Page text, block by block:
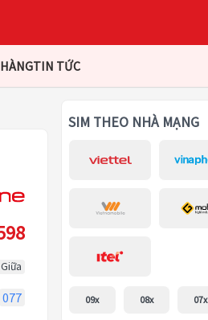
TIN TỨC
077
SIM THEO NHÀ MẠNG
09x 08x 07x